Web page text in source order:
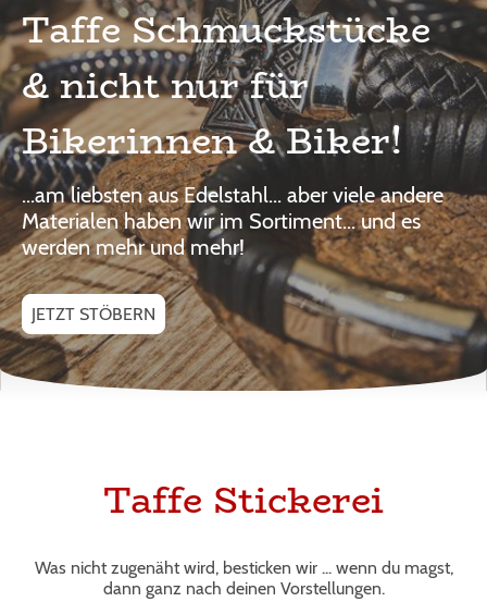
Taffe Schmuckstücke
& nicht nur für
Bikerinnen & Biker!
...am liebsten aus Edelstahl... aber viele andere
Materialen haben wir im Sortiment... und es
werden mehr und mehr!
JETZT STÖBERN
Taffe Stickerei
Was nicht zugenäht wird, besticken wir ... wenn du magst,
dann ganz nach deinen Vorstellungen.